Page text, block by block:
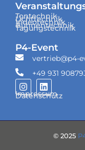
Tontechnik
Lichttechnik
Videotechnik
Bühnentechnik
Tagungstechnik
P4-Event
vertrieb@p4-
+49 931
Impressum
Datenschutz
© 2025